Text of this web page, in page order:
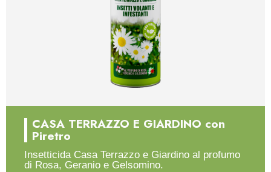
CASA TERRAZZO E GIARDINO con
Piretro
Insetticida Casa Terrazzo e Giardino al profumo
di Rosa, Geranio e Gelsomino.